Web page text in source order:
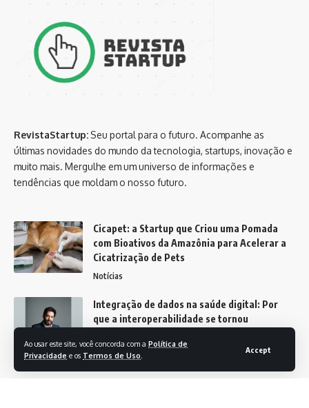
Ao usar este site, você concorda com a Política de
Privacidade e os Termos de Uso
Accept
RevistaStartup: Seu portal para o futuro. Acompanhe as
últimas novidades do mundo da tecnologia, startups, inovação e
muito mais. Mergulhe em um universo de informações e
tendências que moldam o nosso futuro.
Cicapet: a Startup que Criou uma Pomada
com Bioativos da Amazônia para Acelerar a
Cicatrização de Pets
Notícias
Integração de dados na saúde digital: Por
que a interoperabilidade se tornou
Notícias